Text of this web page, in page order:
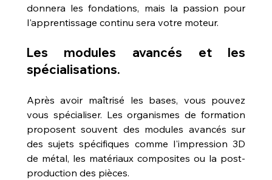
donnera les fondations, mais la passion pour
l'apprentissage continu sera votre moteur.
Les modules avancés et les
spécialisations.
Après avoir maîtrisé les bases, vous pouvez
vous spécialiser. Les organismes de formation
proposent souvent des modules avancés sur
des sujets spécifiques comme l'impression 3D
de métal, les matériaux composites ou la post-
production des pièces.